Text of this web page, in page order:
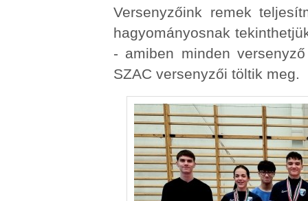
Versenyzőink remek
hagyományosnak
- amiben minden
SZAC versenyzői töltik meg.